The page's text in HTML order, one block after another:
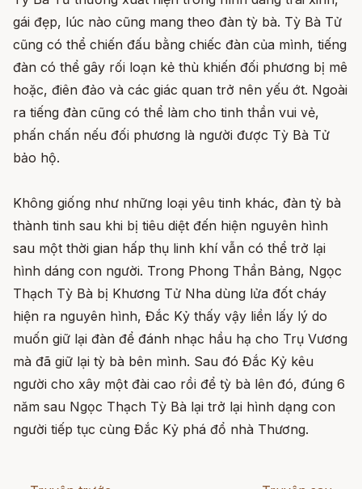
gái đẹp, lúc nào cũng mang theo đàn tỳ bà. Tỳ Bà Tử
cũng có thể chiến đấu bằng chiếc đàn của mình, tiếng
đàn có thể gây rối loạn kẻ thù khiến đối phương bị mê
hoặc, điên đảo và các giác quan trở nên yếu ớt. Ngoài
ra tiếng đàn cũng có thể làm cho tinh thần vui vẻ,
phấn chấn nếu đối phương là người được Tỳ Bà Tử
bảo hộ.
Không giống như những loại yêu tinh khác, đàn tỳ bà
thành tinh sau khi bị tiêu diệt đến hiện nguyên hình
sau một thời gian hấp thụ linh khí vẫn có thể trở lại
hình dáng con người. Trong Phong Thần Bảng, Ngọc
Thạch Tỳ Bà bị Khương Tử Nha dùng lửa đốt cháy
hiện ra nguyên hình, Đắc Kỷ thấy vậy liền lấy lý do
muốn giữ lại đàn để đánh nhạc hầu hạ cho Trụ Vương
mà đã giữ lại tỳ bà bên mình. Sau đó Đắc Kỷ kêu
người cho xây một đài cao rồi để tỳ bà lên đó, đúng 6
năm sau Ngọc Thạch Tỳ Bà lại trở lại hình dạng con
người tiếp tục cùng Đắc Kỷ phá đổ nhà Thương.